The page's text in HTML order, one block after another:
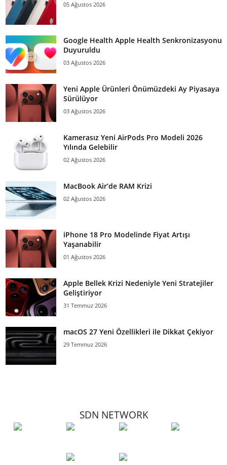
05 Ağustos 2026
Google Health Apple Health Senkronizasyonu
Duyuruldu
03 Ağustos 2026
Yeni Apple Ürünleri Önümüzdeki Ay Piyasaya
Sürülüyor
03 Ağustos 2026
Kamerasız Yeni AirPods Pro Modeli 2026
Yılında Gelebilir
02 Ağustos 2026
MacBook Air’de RAM Krizi
02 Ağustos 2026
iPhone 18 Pro Modelinde Fiyat Artışı
Yaşanabilir
01 Ağustos 2026
Apple Bellek Krizi Nedeniyle Yeni Stratejiler
Geliştiriyor
31 Temmuz 2026
macOS 27 Yeni Özellikleri ile Dikkat Çekiyor
29 Temmuz 2026
SDN NETWORK